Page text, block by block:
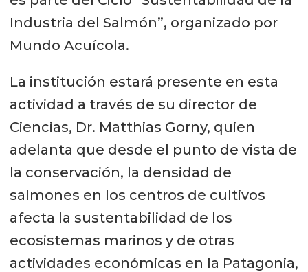
Industria del Salmón”, organizado por
Mundo Acuícola.
La institución estará presente en esta
actividad a través de su director de
Ciencias, Dr. Matthias Gorny, quien
adelanta que desde el punto de vista de
la conservación, la densidad de
salmones en los centros de cultivos
afecta la sustentabilidad de los
ecosistemas marinos y de otras
actividades económicas en la Patagonia,